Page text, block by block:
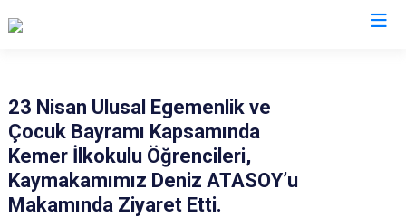
Ağlasun
Altınyayla
Bucak
Gölhisar
Karamanlı
Kemer
23 Nisan Ulusal Egemenlik ve
Çocuk Bayramı Kapsamında
Kemer İlkokulu Öğrencileri,
Kaymakamımız Deniz ATASOY’u
Makamında Ziyaret Etti.